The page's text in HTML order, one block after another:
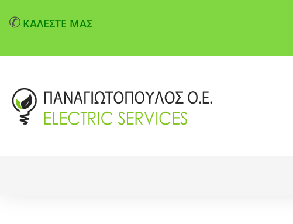
✆ ΚΑΛΕΣΤΕ ΜΑΣ